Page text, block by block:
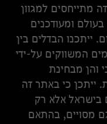
מתייחסים למגוון
ומעודכנים
ייתכנו הבדלים בין
המשווקים על-ידי
והן מבחינת
ייתכן כי באתר זה
בישראל אלא רק
מסויים, בהתאם